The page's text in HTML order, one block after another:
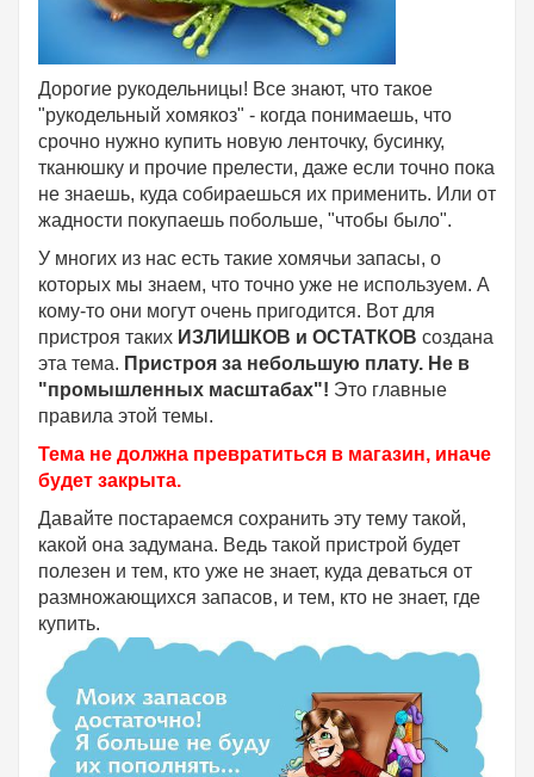
Дорогие рукодельницы! Все знают, что такое
"рукодельный хомякоз" - когда понимаешь, что
срочно нужно купить новую ленточку, бусинку,
тканюшку и прочие прелести, даже если точно пока
не знаешь, куда собираешься их применить. Или от
жадности покупаешь побольше, "чтобы было".
У многих из нас есть такие хомячьи запасы, о
которых мы знаем, что точно уже не используем. А
кому-то они могут очень пригодится. Вот для
пристроя таких ИЗЛИШКОВ и ОСТАТКОВ создана
эта тема. Пристроя за небольшую плату. Не в
"промышленных масштабах"! Это главные
правила этой темы.
Тема не должна превратиться в магазин, иначе
будет закрыта.
Давайте постараемся сохранить эту тему такой,
какой она задумана. Ведь такой пристрой будет
полезен и тем, кто уже не знает, куда деваться от
размножающихся запасов, и тем, кто не знает, где
купить.